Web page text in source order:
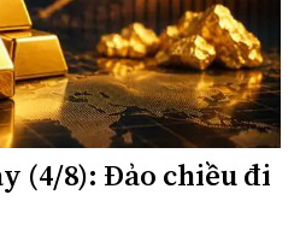
(4/8): Đảo chiều đi